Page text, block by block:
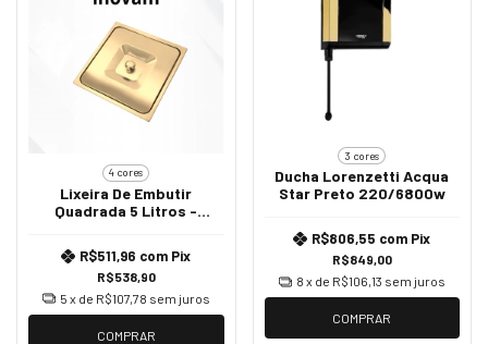
4 cores
Lixeira De Embutir
Quadrada 5 Litros -
R$538,90
R$511,96 com Pix
5 x de R$107,78 sem juros
COMPRAR
3 cores
Ducha Lorenzetti Acqua
Star Preto 220/6800w
R$849,00
R$806,55 com Pix
8 x de R$106,13 sem juros
COMPRAR